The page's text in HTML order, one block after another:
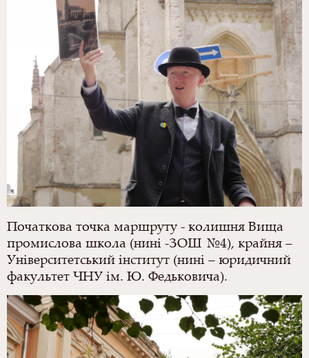
Початкова точка маршруту - колишня Вища
промислова школа (нині -ЗОШ №4), крайня –
Університетський інститут (нині – юридичний
факультет ЧНУ ім. Ю. Федьковича).